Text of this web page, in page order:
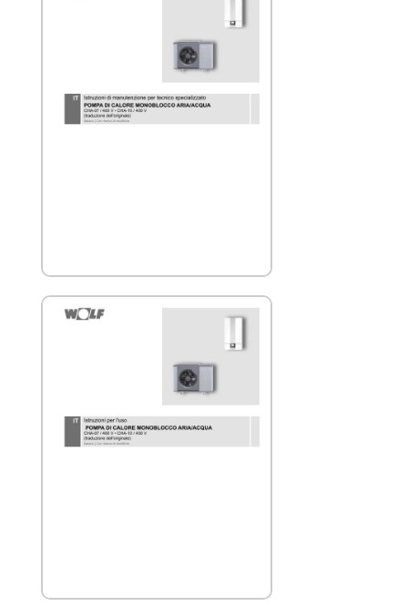
WOLF CHA_istruzioni di manutenzione per il